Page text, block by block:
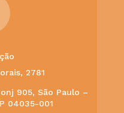
2781
905, São Paulo –
04035-001